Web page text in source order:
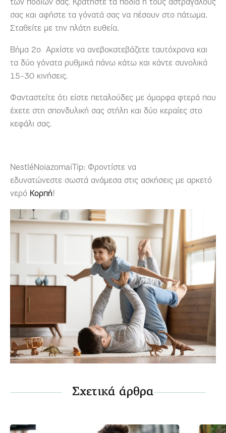
των ποδιών σας. Κρατήστε τα πόδια ή τους αστραγάλους
σας και αφήστε τα γόνατά σας να πέσουν στο πάτωμα.
Σταθείτε με την πλάτη ευθεία.
Βήμα 2ο Αρχίστε να ανεβοκατεβάζετε ταυτόχρονα και
τα δύο γόνατα ρυθμικά πάνω κάτω και κάντε συνολικά
15-30 κινήσεις.
Φανταστείτε ότι είστε πεταλούδες με όμορφα φτερά που
έχετε στη σπονδυλική σας στήλη και δύο κεραίες στο
κεφάλι σας.
NestléNoiazomaiTip: Φροντίστε να
εδυνατώνεστε σωστά ανάμεσα στις ασκήσεις με αρκετό
νερό Κορπή!
Σχετικά άρθρα